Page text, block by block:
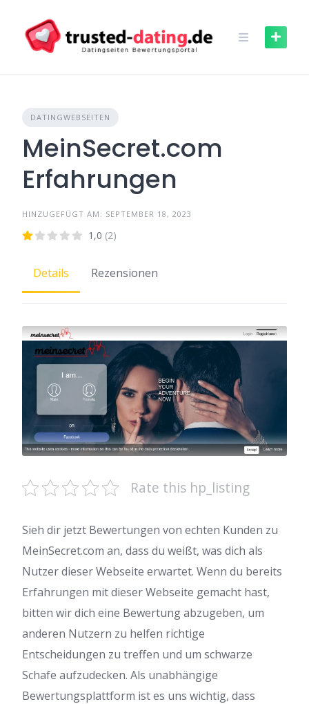
content
DATINGWEBSEITEN
MeinSecret.com
Erfahrungen
HINZUGEFÜGT AM: SEPTEMBER 18, 2023
1,0 (2)
Details Rezensionen
Rate this hp_listing
Sieh dir jetzt Bewertungen von echten Kunden zu
MeinSecret.com an, dass du weißt, was dich als
Nutzer dieser Webseite erwartet. Wenn du bereits
Erfahrungen mit dieser Webseite gemacht hast,
bitten wir dich eine Bewertung abzugeben, um
anderen Nutzern zu helfen richtige
Entscheidungen zu treffen und um schwarze
Schafe aufzudecken. Als unabhängige
Bewertungsplattform ist es uns wichtig, dass